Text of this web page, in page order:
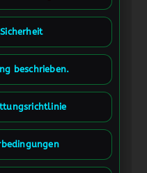
beschrieben.